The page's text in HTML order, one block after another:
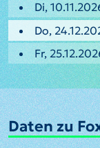
Di,
Do,
Fr,
Daten zu